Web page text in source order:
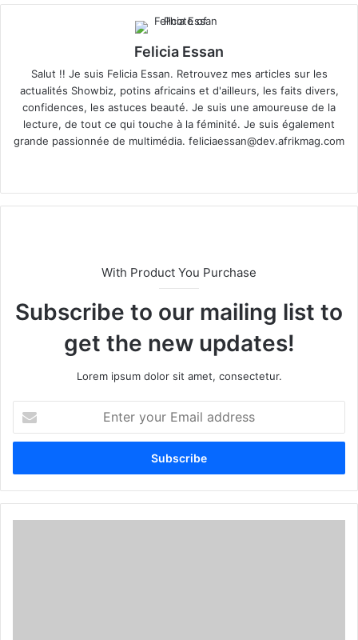
Felicia Essan
Salut !! Je suis Felicia Essan. Retrouvez mes articles sur les
actualités Showbiz, potins africains et d'ailleurs, les faits divers,
confidences, les astuces beauté. Je suis une amoureuse de la
lecture, de tout ce qui touche à la féminité. Je suis également
grande passionnée de multimédia. feliciaessan@dev.afrikmag.com
te
With Product You Purchase
Subscribe to our mailing list to
get the new updates!
Lorem ipsum dolor sit amet, consectetur.
t
r
y